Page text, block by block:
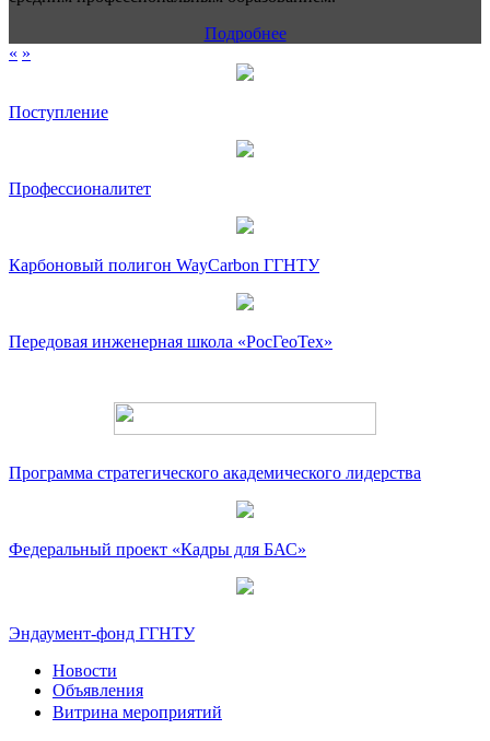
Подробнее
« »
Поступление
Профессионалитет
Карбоновый полигон WayCarbon ГГНТУ
Передовая инженерная школа «РосГеоТех»
Программа стратегического академического лидерства
Федеральный проект «Кадры для БАС»
Эндаумент-фонд ГГНТУ
Новости
Объявления
Витрина мероприятий